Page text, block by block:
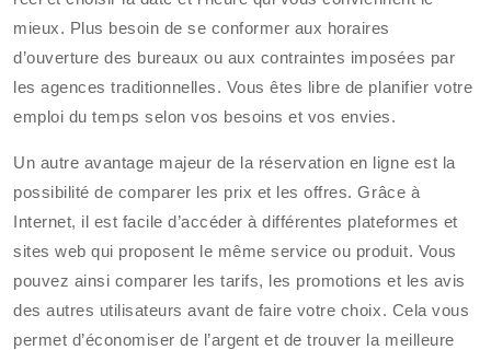
mieux. Plus besoin de se conformer aux horaires
d’ouverture des bureaux ou aux contraintes imposées par
les agences traditionnelles. Vous êtes libre de planifier votre
emploi du temps selon vos besoins et vos envies.
Un autre avantage majeur de la réservation en ligne est la
possibilité de comparer les prix et les offres. Grâce à
Internet, il est facile d’accéder à différentes plateformes et
sites web qui proposent le même service ou produit. Vous
pouvez ainsi comparer les tarifs, les promotions et les avis
des autres utilisateurs avant de faire votre choix. Cela vous
permet d’économiser de l’argent et de trouver la meilleure